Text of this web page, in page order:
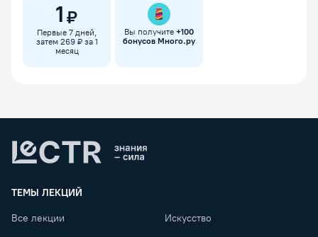
1 ₽
Первые 7 дней,
затем 269 ₽ за 1
месяц
Вы получите +100
бонусов Много.ру
ТЕМЫ ЛЕКЦИЙ
Все лекции Искусство